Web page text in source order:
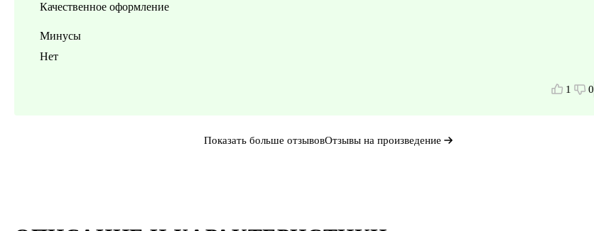
Качественное оформление
Минусы
Нет
1 0
Показать больше отзывовОтзывы на произведение